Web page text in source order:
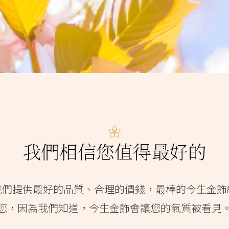
我們相信您值得最好的
提供最好的品質、合理的價錢，最棒的今生金
，因為我們知道，今生金飾會讓您的氣質被看見